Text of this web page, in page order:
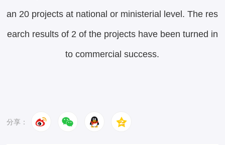
an 20 projects at national or ministerial level. The res
earch results of 2 of the projects have been turned in
to commercial success.
分享：